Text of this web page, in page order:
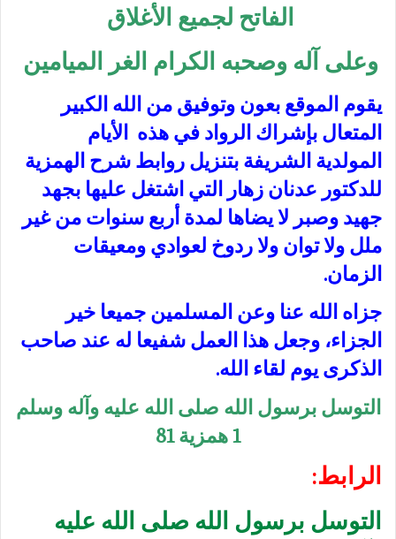
الفاتح لجميع الأغلاق
وعلى آله وصحبه الكرام الغر الميامين
يقوم الموقع بعون وتوفيق من الله الكبير
المتعال بإشراك الرواد في هذه الأيام
المولدية الشريفة بتنزيل روابط شرح الهمزية
للدكتور عدنان زهار التي اشتغل عليها بجهد
جهيد وصبر لا يضاها لمدة أربع سنوات من غير
ملل ولا توان ولا ردوخ لعوادي ومعيقات
الزمان.
جزاه الله عنا وعن المسلمين جميعا خير
الجزاء، وجعل هذا العمل شفيعا له عند صاحب
الذكرى يوم لقاء الله.
التوسل برسول الله صلى الله عليه وآله وسلم
1 همزية 81
الرابط:
التوسل برسول الله صلى الله عليه